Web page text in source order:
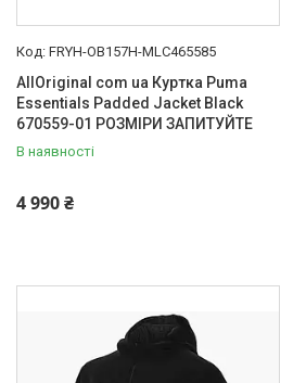
FRYH-OB157H-MLC465585
AllOriginal com ua Куртка Puma
Essentials Padded Jacket Black
670559-01 РОЗМІРИ ЗАПИТУЙТЕ
В наявності
4 990 ₴